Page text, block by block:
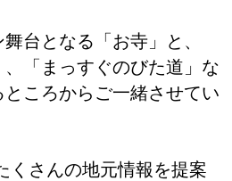
台となる「お寺」と、
、「まっすぐのびた道」な
ころからご一緒させてい
くさんの地元情報を提案